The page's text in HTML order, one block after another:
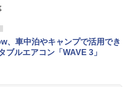
、車中泊やキャンプで活用でき
ブルエアコン「WAVE 3」